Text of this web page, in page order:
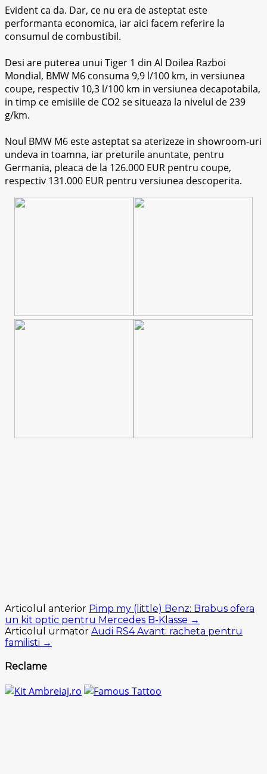
Evident ca da. Dar, ce nu era de asteptat este
performanta economica, iar aici facem referire la
consumul de combustibil.
Desi are puterea unui Tiger 1 din Al Doilea Razboi
Mondial, BMW M6 consuma 9,9 l/100 km, in versiunea
coupe, respectiv 10,3 l/100 km in versiunea decapotabila,
in timp ce emisiile de CO2 se situeaza la nivelul de 239
g/km.
Noul BMW M6 este asteptat sa aterizeze in showroom-uri
undeva in toamna, iar preturile anuntate, pentru
Germania, pleaca de la 126.000 EUR pentru coupe,
respectiv 131.000 EUR pentru versiunea descoperita.
Articolul anterior Pimp my (little) Benz: Brabus ofera
un kit optic pentru Mercedes B-Klasse →
Articolul urmator Audi RS4 Avant: racheta pentru
familisti →
Reclame